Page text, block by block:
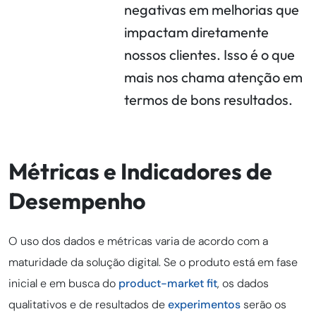
negativas em melhorias que
impactam diretamente
nossos clientes. Isso é o que
mais nos chama atenção em
termos de bons resultados.
Métricas e Indicadores de
Desempenho
O uso dos dados e métricas varia de acordo com a
maturidade da solução digital. Se o produto está em fase
inicial e em busca do product-market fit, os dados
qualitativos e de resultados deexperimentosserão os